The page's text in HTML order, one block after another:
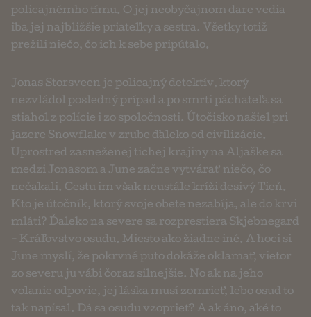
policajnémho tímu. O jej neobyčajnom dare vedia
iba jej najbližšie priateľky a sestra. Všetky totiž
prežili niečo, čo ich k sebe pripútalo.
Jonas Storsveen je policajný detektív, ktorý
nezvládol posledný prípad a po smrti páchateľa sa
stiahol z polície i zo spoločnosti. Útočisko našiel pri
jazere Snowflake v zrube ďaleko od civilizácie.
Uprostred zasneženej tichej krajiny na Aljaške sa
medzi Jonasom a June začne vytvárať niečo, čo
nečakali. Cestu im však neustále kríži desivý Tieň.
Kto je útočník, ktorý svoje obete nezabíja, ale do krvi
mláti? Ďaleko na severe sa rozprestiera Skjebnegard
- Kráľovstvo osudu. Miesto ako žiadne iné. A hoci si
June myslí, že pokrvné puto dokáže oklamať, vietor
zo severu ju vábi čoraz silnejšie. No ak na jeho
volanie odpovie, jej láska musí zomrieť, lebo osud to
tak napísal. Dá sa osudu vzoprieť? A ak áno, aké to